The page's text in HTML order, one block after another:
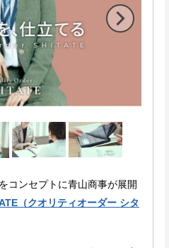
をコンセプトに青山商事が展開
（クオリティオーダー シタ